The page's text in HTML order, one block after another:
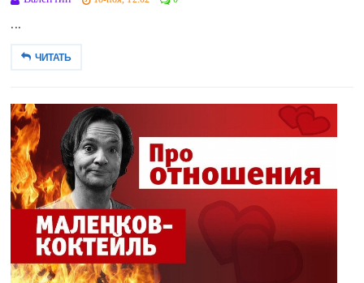
...
ЧИТАТЬ